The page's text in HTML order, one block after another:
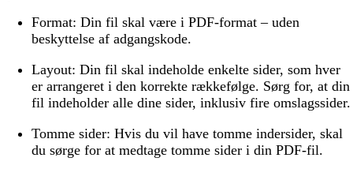
Format: Din fil skal være i PDF-format – uden
beskyttelse af adgangskode.
Layout: Din fil skal indeholde enkelte sider, som hver
er arrangeret i den korrekte rækkefølge. Sørg for, at din
fil indeholder alle dine sider, inklusiv fire omslagssider.
Tomme sider: Hvis du vil have tomme indersider, skal
du sørge for at medtage tomme sider i din PDF-fil.